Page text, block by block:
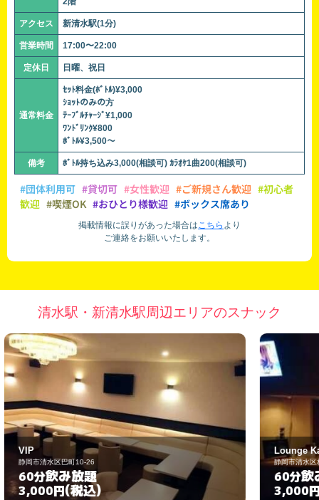
アクセス 新清水駅(1分)
営業時間 17:00〜22:00
定休日 日曜、祝日
通常料金
ｾｯﾄ料金(ﾎﾞﾄﾙ)¥3,000
ｼｮｯﾄのみの方
ﾃｰﾌﾞﾙﾁｬｰｼﾞ¥1,000
ﾜﾝﾄﾞﾘﾝｸ¥800
ﾎﾞﾄﾙ¥3,500～
備考 ﾎﾞﾄﾙ持ち込み3,000(相談可) ｶﾗｵｹ1曲200(相談可)
#団体利用可 #貸切可 #女性歓迎 #ご新規さん歓迎 #初心者
歓迎 #喫煙OK #おひとり様歓迎 #ボックス席あり
掲載情報に誤りがあった場合はこちら より
ご連絡をお願いいたします。
清水駅・新清水駅周辺エリアのスナック
Lounge Kanon
静岡市清水区相生町9-5
60分飲み放題
3,000円 (税込)